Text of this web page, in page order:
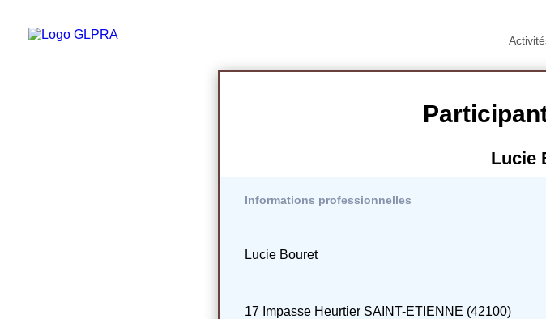
Lucie
Informations professionnelles
Lucie Bouret
17 Impasse Heurtier SAINT-ETIENNE (42100)